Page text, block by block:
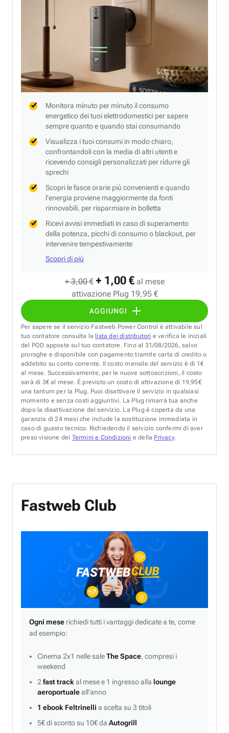
+ 3,00 € + 1,00 € al mese
attivazione Plug 19,95 €
AGGIUNGI
Monitora minuto per minuto il consumo
energetico dei tuoi elettrodomestici per sapere
sempre quanto e quando stai consumando
Visualizza i tuoi consumi in modo chiaro,
confrontandoli con la media di altri utenti e
ricevendo consigli personalizzati per ridurre gli
sprechi
Scopri le fasce orarie più convenienti e quando
l’energia proviene maggiormente da fonti
rinnovabili, per risparmiare in bolletta
Ricevi avvisi immediati in caso di superamento
della potenza, picchi di consumo o blackout, per
intervenire tempestivamente
Scopri di più
Per sapere se il servizio Fastweb Power Control è attivabile sul
tuo contatore consulta la lista dei distributori e verifica le iniziali
del POD apposte sul tuo contatore. Fino al 31/08/2026, salvo
proroghe e disponibile con pagamento tramite carta di credito o
addebito su conto corrente. Il costo mensile del servizio è di 1€
al mese. Successivamente, per le nuove sottoscrizioni, il costo
sarà di 3€ al mese. È previsto un costo di attivazione di 19,95€
una tantum per la Plug. Puoi disattivare il servizio in qualsiasi
momento e senza costi aggiuntivi. La Plug rimarrà tua anche
dopo la disattivazione del servizio. La Plug è coperta da una
garanzia di 24 mesi che include la sostituzione immediata in
caso di guasto tecnico. Richiedendo il servizio confermi di aver
preso visione dei Termini e Condizioni e della Privacy.
Fastweb Club
Ogni mese richiedi tutti i vantaggi dedicate a te, come
ad esempio:
Cinema 2x1 nelle saleThe Space, compresi i
weekend
2 fast track al mese e 1 ingresso alla lounge
aeroportualeall’anno
1 ebook Feltrinelli a scelta su 3 titoli
5€ di sconto su 10€ da Autogrill